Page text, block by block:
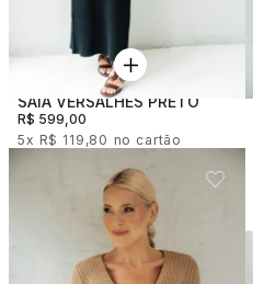
SAIA VERSALHES PRETO
R$ 599,00
5x R$ 119,80